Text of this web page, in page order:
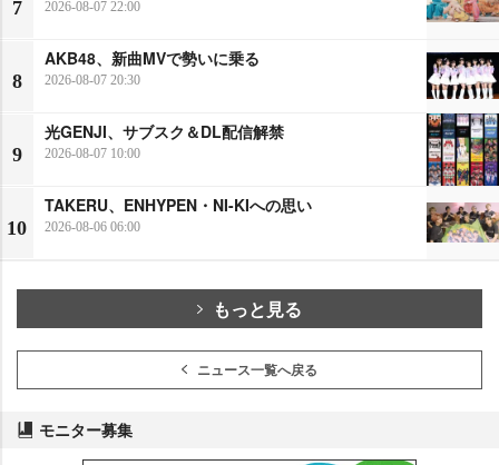
7 2026-08-07 22:00
8
AKB48、新曲MVで勢いに乗る
2026-08-07 20:30
9
光GENJI、サブスク＆DL配信解禁
2026-08-07 10:00
10
TAKERU、ENHYPEN・NI-KIへの思い
2026-08-06 06:00
もっと見る
ニュース一覧へ戻る
モニター募集